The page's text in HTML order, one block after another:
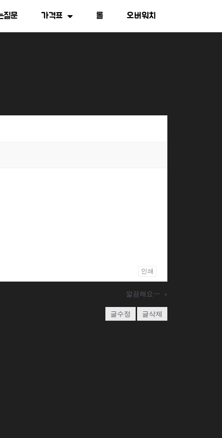
질문 가격표 롤 오버워치
인쇄
깔끔해요~~ »
글수정 글삭제